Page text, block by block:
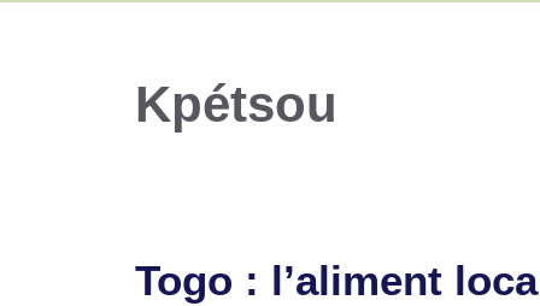
Kpétsou
Togo : l’aliment